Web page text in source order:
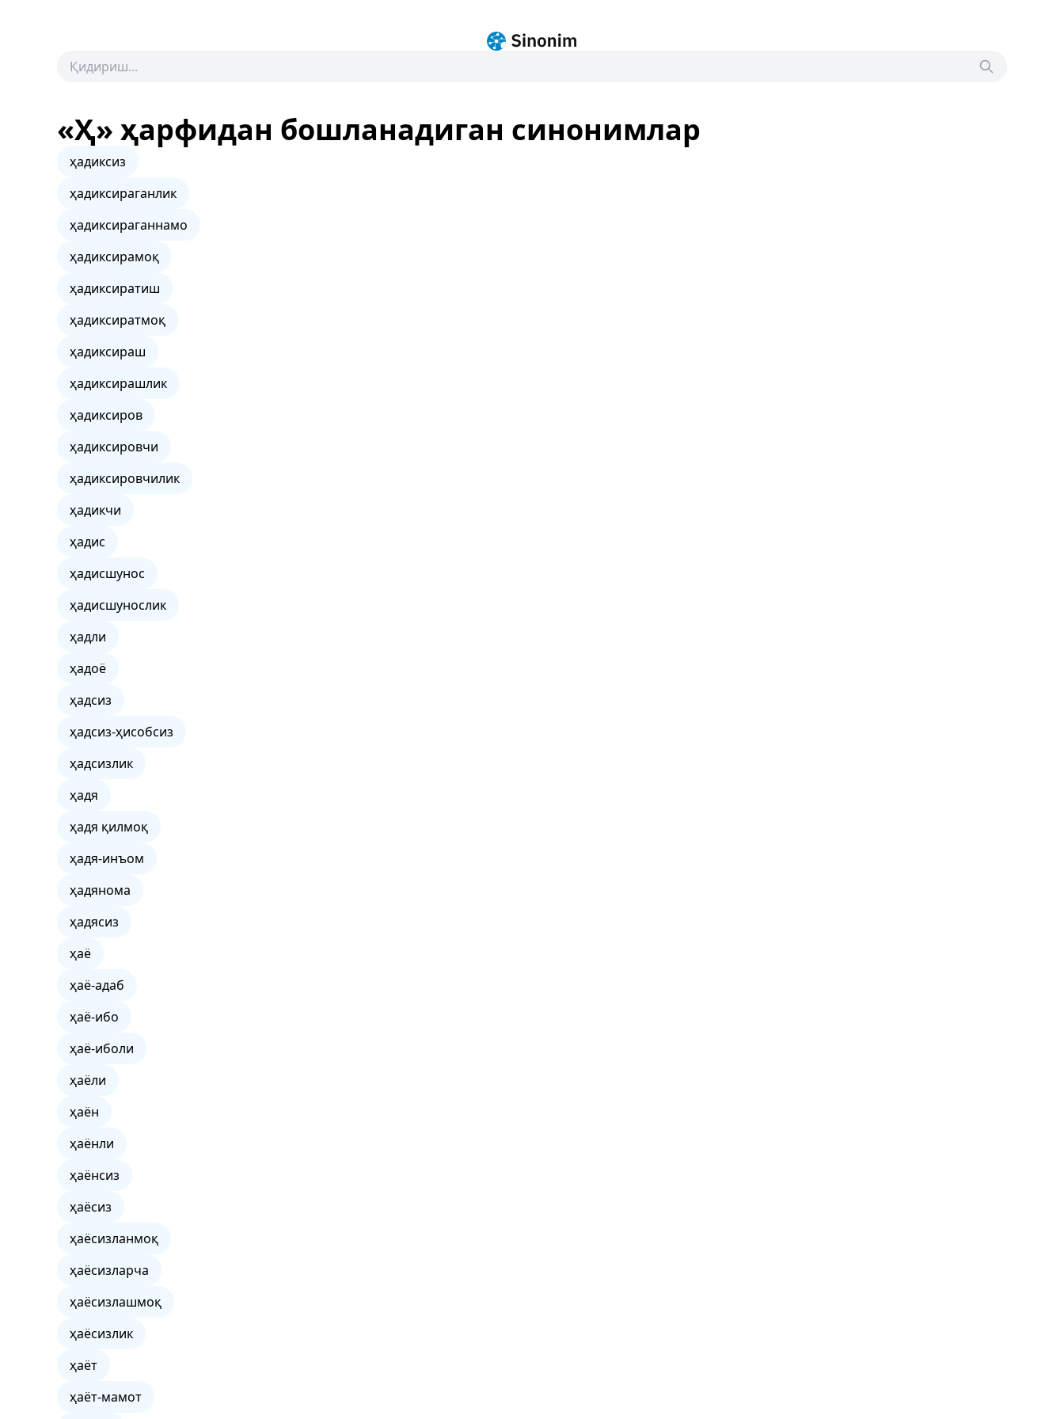
«Ҳ» ҳарфидан бошланадиган синонимлар
ҳадиксиз
ҳадиксираганлик
ҳадиксираганнамо
ҳадиксирамоқ
ҳадиксиратиш
ҳадиксиратмоқ
ҳадиксираш
ҳадиксирашлик
ҳадиксиров
ҳадиксировчи
ҳадиксировчилик
ҳадикчи
ҳадис
ҳадисшунос
ҳадисшунослик
ҳадли
ҳадоё
ҳадсиз
ҳадсиз-ҳисобсиз
ҳадсизлик
ҳадя
ҳадя қилмоқ
ҳадя-инъом
ҳадянома
ҳадясиз
ҳаё
ҳаё-адаб
ҳаё-ибо
ҳаё-иболи
ҳаёли
ҳаён
ҳаёнли
ҳаёнсиз
ҳаёсиз
ҳаёсизланмоқ
ҳаёсизларча
ҳаёсизлашмоқ
ҳаёсизлик
ҳаёт
ҳаёт-мамот